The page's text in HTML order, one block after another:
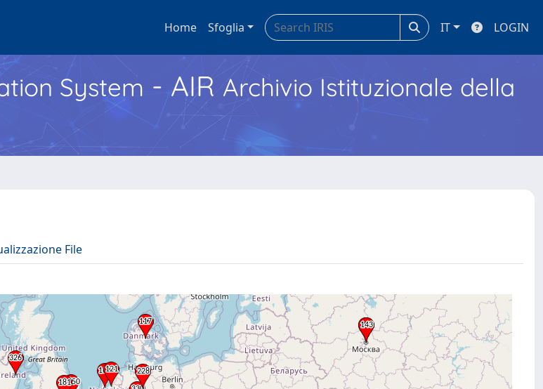
Home Sfoglia IT LOGIN
System - AIR Archivio Istituzionale della
File